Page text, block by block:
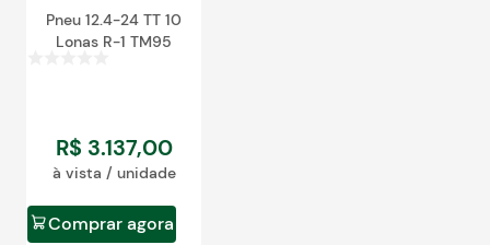
Pneu 12.4-24 TT 10
Lonas R-1 TM95
R$ 3.137,00
à vista / unidade
Comprar agora